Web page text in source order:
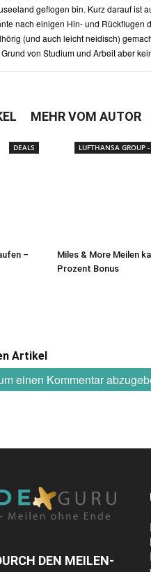
geflogen bin. Kurz darauf ist
nach einigen Hin- und Rückflugen
(und auch leicht neidisch)
von Studium und Arbeit aber
MEHR VOM AUTOR
DEALS
–
LUFTHANSA GROUP
Miles & More Meilen
Prozent Bonus
Artikel
einen Kommentar
DEN MEILEN-